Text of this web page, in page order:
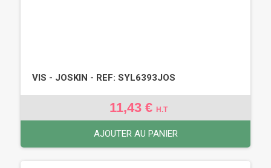
VIS - JOSKIN - REF: SYL6393JOS
11,43 € H.T
AJOUTER AU PANIER